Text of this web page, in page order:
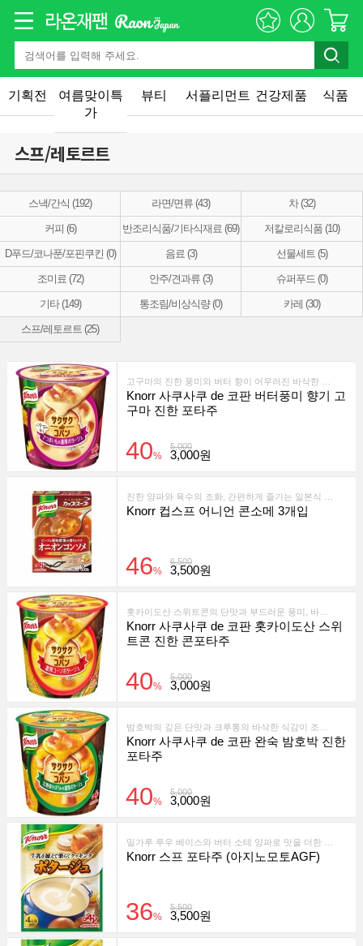
기획전
여름맞이특
가
뷰티 서플리먼트 건강제품 식품
스프/레토르트
스낵/간식 (192) 라면/면류 (43) 차 (32)
커피 (6) 반조리식품/기타식재료 (69) 저칼로리식품 (10)
D푸드/코나푼/포핀쿠킨 (0) 음료 (3) 선물세트 (5)
조미료 (72) 안주/견과류 (3) 슈퍼푸드 (0)
기타 (149) 통조림/비상식량 (0) 카레 (30)
스프/레토르트 (25)
Knorr 사쿠사쿠 de 코판 버터풍미 향기 고
구마 진한 포타주
5,000
40% 3,000원
Knorr 컵스프 어니언 콘소메 3개입
6,500
46% 3,500원
홋카이도산 스위트콘의 단맛과 부드러운 풍미, 바삭한 크루통 식감을 더한 컵형 농후 스프
Knorr 사쿠사쿠 de 코판 홋카이도산 스위
트콘 진한 콘포타주
5,000
40% 3,000원
Knorr 사쿠사쿠 de 코판 완숙 밤호박 진한
포타주
5,000
40% 3,000원
Knorr 스프 포타주 (아지노모토AGF)
5,500
36% 3,500원